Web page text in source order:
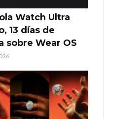
Watch Ultra
13 días de
sobre Wear OS